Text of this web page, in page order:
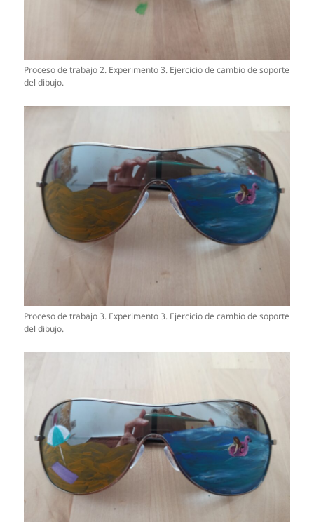
Proceso de trabajo 2. Experimento 3. Ejercicio de cambio de soporte
del dibujo.
Proceso de trabajo 3. Experimento 3. Ejercicio de cambio de soporte
del dibujo.